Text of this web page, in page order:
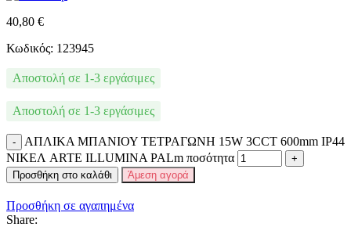
40,80 €
Κωδικός: 123945
Αποστολή σε 1-3 εργάσιμες
Αποστολή σε 1-3 εργάσιμες
ΑΠΛΙΚΑ ΜΠΑΝΙΟΥ ΤΕΤΡΑΓΩΝΗ 15W 3CCT 600mm IP44
ΝΙΚΕΛ ARTE ILLUMINA PALm ποσότητα
Προσθήκη στο καλάθι Άμεση αγορά
Προσθήκη σε αγαπημένα
Share: